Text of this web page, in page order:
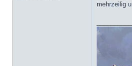
mehrzeilig